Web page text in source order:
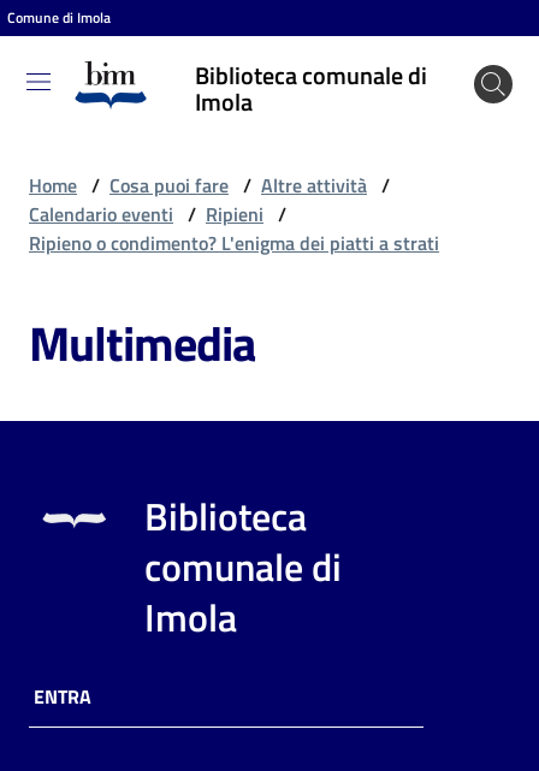
Vai al contenuto
Vai alla navigazione
Vai al footer
Comune di Imola
Biblioteca comunale di
Imola
Biblioteca
comunale
Cosa
fare
Scopri
online
Home / Cosa puoi fare / Altre attività /
Calendario eventi / Ripieni /
Ripieno o condimento? L'enigma dei piatti a strati
Multimedia
Biblioteca
comunale di
Imola
ENTRA